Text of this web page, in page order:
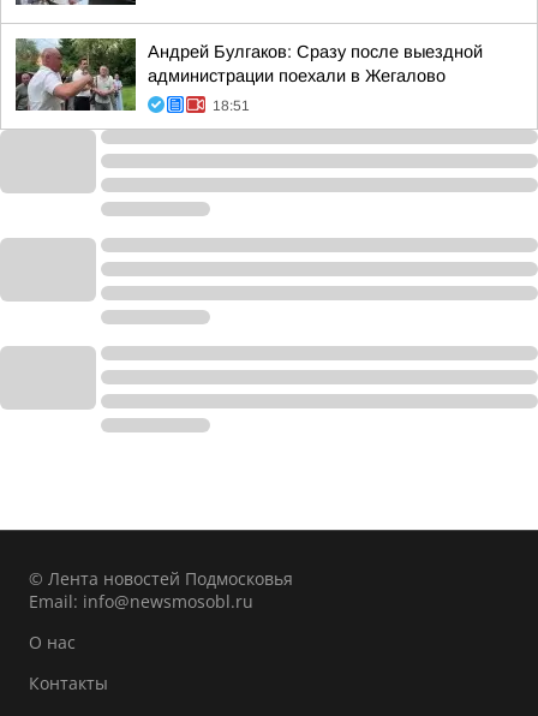
Андрей Булгаков: Сразу после выездной
администрации поехали в Жегалово
18:51
© Лента новостей Подмосковья
Email: info@newsmosobl.ru
О нас
Контакты